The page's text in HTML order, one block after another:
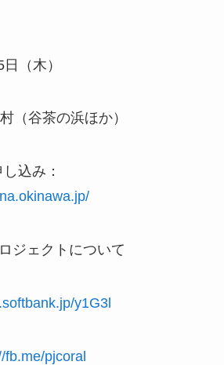
（木）
（谷茶の浜ほか）
込み：
ジェクトについて
y1G3l
fb.me/pjcoral